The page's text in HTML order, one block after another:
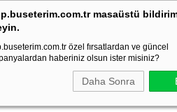
masaüstü
özel fırsatlardan ve güncel
haberiniz olsun ister misiniz?
Daha Sonra
HIZLI KARGO